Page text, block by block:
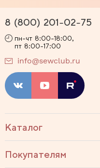
Каталог
Покупателям
8 (800) 201-02-75
пн-чт 8:00-18:00,
пт 8:00-17:00
info@sewclub.ru